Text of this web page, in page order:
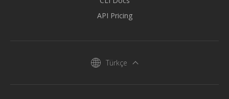
API Pricing
Türkçe